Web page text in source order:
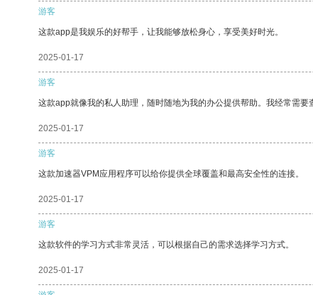
游客
这款app是我娱乐的好帮手，让我能够放松身心，享受美好时光。
2025-01-17
游客
这款app就像我的私人助理，随时随地为我的办公提供帮助。我经常需
2025-01-17
游客
这款加速器VPM应用程序可以给你提供全球覆盖和最高安全性的连接。
2025-01-17
游客
这款软件的学习方式非常灵活，可以根据自己的需求选择学习方式。
2025-01-17